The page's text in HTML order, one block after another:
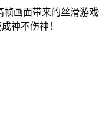
画面带来的丝滑游戏
神不伤神！